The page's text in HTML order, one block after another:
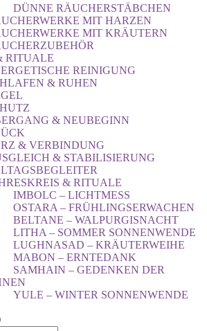
DÜNNE RÄUCHERSTÄBCHEN
MIT HARZEN
MIT KRÄUTERN
RITUALE
REINIGUNG
& RUHEN
& NEUBEGINN
& VERBINDUNG
& STABILISIERUNG
& RITUALE
IMBOLC – LICHTMESS
OSTARA – FRÜHLINGSERWACHEN
BELTANE – WALPURGISNACHT
LITHA – SOMMER SONNENWENDE
LUGHNASAD – KRÄUTERWEIHE
MABON – ERNTEDANK
SAMHAIN – GEDENKEN DER
YULE – WINTER SONNENWENDE